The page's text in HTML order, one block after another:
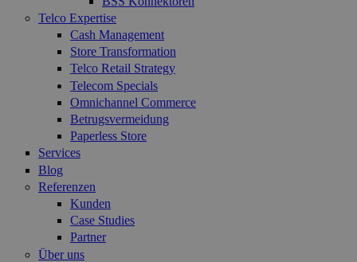
Telco Expertise
Cash Management
Store Transformation
Telco Retail Strategy
Telecom Specials
Omnichannel Commerce
Betrugsvermeidung
Paperless Store
Services
Blog
Referenzen
Kunden
Case Studies
Partner
Über uns